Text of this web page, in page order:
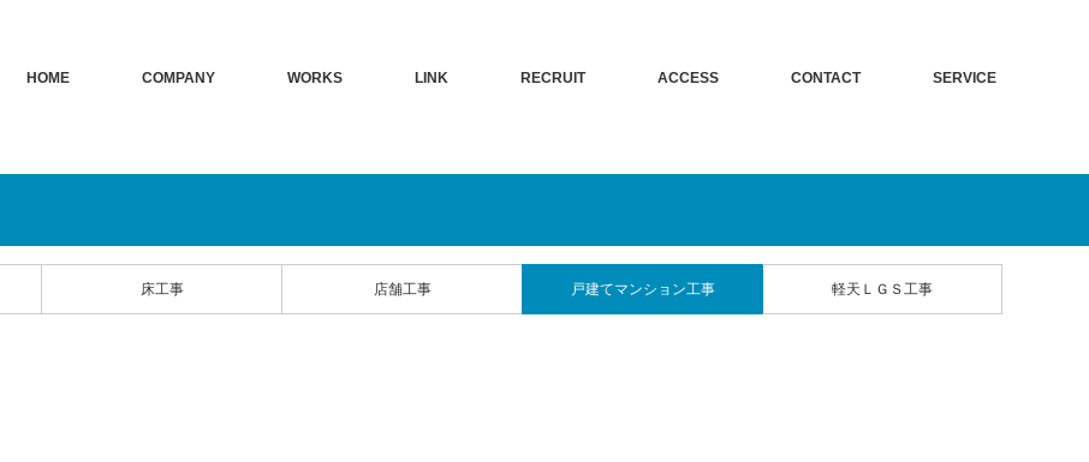
HOME COMPANY WORKS LINK RECRUIT ACCESS CONTACT SERVICE
床工事 店舗工事 戸建てマンション工事 軽天ＬＧＳ工事